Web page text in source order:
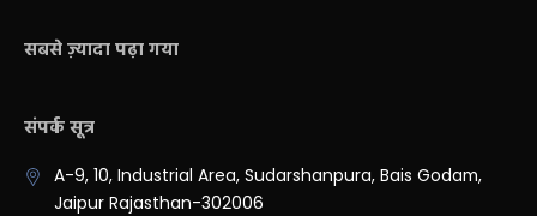
सबसे ज़्यादा पढ़ा गया
संपर्क सूत्र
A-9, 10, Industrial Area, Sudarshanpura, Bais Godam,
Jaipur Rajasthan-302006